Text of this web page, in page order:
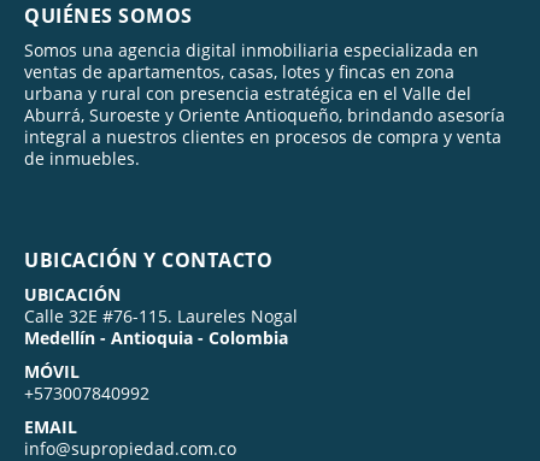
QUIÉNES SOMOS
Somos una agencia digital inmobiliaria especializada en
ventas de apartamentos, casas, lotes y fincas en zona
urbana y rural con presencia estratégica en el Valle del
Aburrá, Suroeste y Oriente Antioqueño, brindando asesoría
integral a nuestros clientes en procesos de compra y venta
de inmuebles.
UBICACIÓN Y CONTACTO
UBICACIÓN
Calle 32E #76-115. Laureles Nogal
Medellín - Antioquia - Colombia
MÓVIL
+573007840992
EMAIL
info@supropiedad.com.co